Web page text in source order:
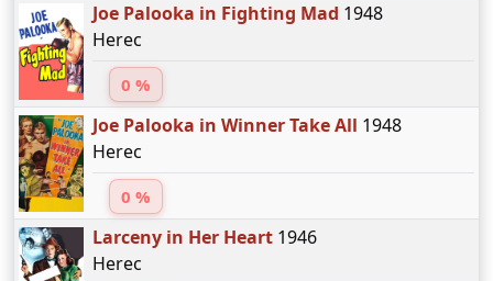
Joe Palooka in Fighting Mad 1948
Herec
0 %
Joe Palooka in Winner Take All 1948
Herec
0 %
Larceny in Her Heart1946
Herec